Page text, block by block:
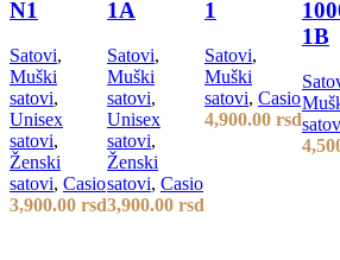
N1
Satovi,
Muški
satovi,
Unisex
satovi,
Ženski
satovi, Casio
3,900.00 rsd
1A
Satovi,
Muški
satovi,
Unisex
satovi,
Ženski
satovi, Casio
3,900.00 rsd
1
Satovi,
Muški
satovi, Casio
4,900.00 rsd
1B